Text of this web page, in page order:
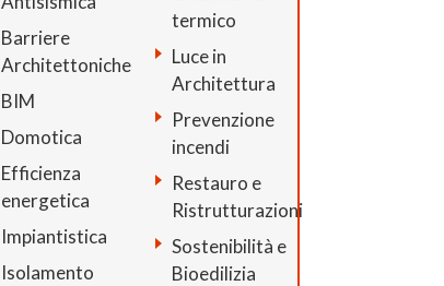
Barriere
Architettoniche
BIM
Domotica
Efficienza
energetica
Impiantistica
Isolamento
termico
Luce in
Architettura
Prevenzione
incendi
Restauro e
Ristrutturazioni
Sostenibilità e
Bioedilizia